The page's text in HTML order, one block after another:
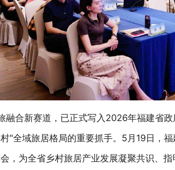
融合新赛道，已正式写入2026年福建省
"全域旅居格局的重要抓手。5月19日，
，为全省乡村旅居产业发展凝聚共识、指